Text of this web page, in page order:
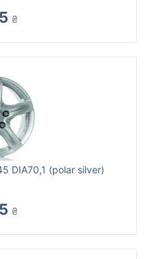
₴
DIA70,1 (polar silver)
₴